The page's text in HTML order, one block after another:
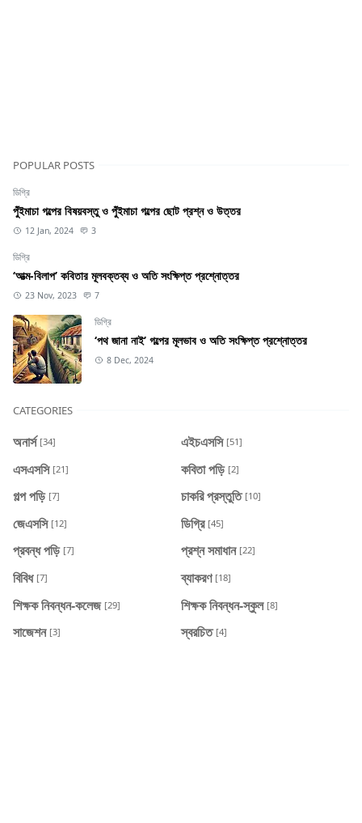
POPULAR POSTS
ডিগ্রি
পুঁইমাচা গল্পের বিষয়বস্তু ও পুঁইমাচা গল্পের ছোট প্রশ্ন ও উত্তর
12 Jan, 2024 3
ডিগ্রি
‘আত্ম-বিলাপ’ কবিতার মূলবক্তব্য ও অতি সংক্ষিপ্ত প্রশ্নোত্তর
23 Nov, 2023 7
ডিগ্রি
‘পথ জানা নাই’ গল্পের মূলভাব ও অতি সংক্ষিপ্ত প্রশ্নোত্তর
8 Dec, 2024
CATEGORIES
অনার্স [34] এইচএসসি [51]
এসএসসি [21] কবিতা পড়ি [2]
গল্প পড়ি [7] চাকরি প্রস্তুতি [10]
জেএসসি [12] ডিগ্রি [45]
প্রবন্ধ পড়ি [7] প্রশ্ন সমাধান [22]
বিবিধ [7] ব্যাকরণ [18]
শিক্ষক নিবন্ধন-কলেজ [29] শিক্ষক নিবন্ধন-স্কুল [8]
সাজেশন [3] স্বরচিত [4]